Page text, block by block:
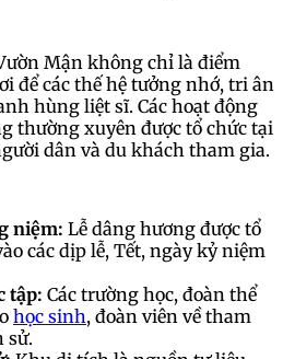
Mận không chỉ là điểm
để các thế hệ tưởng nhớ, tri ân
hùng liệt sĩ. Các hoạt động
thường xuyên được tổ chức tại
dân và du khách tham gia.
niệm: Lễ dâng hương được tổ
các dịp lễ, Tết, ngày kỷ niệm
tập: Các trường học, đoàn thể
học sinh, đoàn viên về tham
sử.